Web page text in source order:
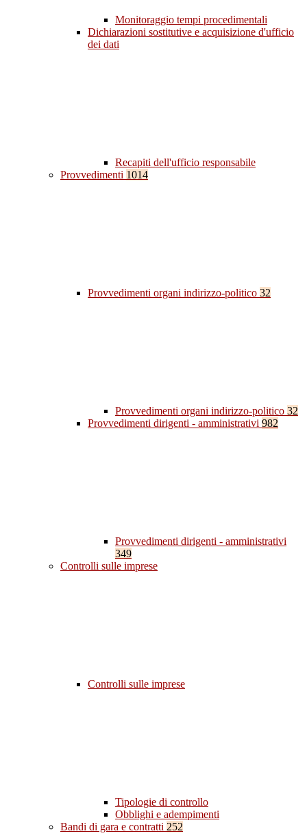
Monitoraggio tempi procedimentali
Dichiarazioni sostitutive e acquisizione d'ufficio
dei dati
Recapiti dell'ufficio responsabile
Provvedimenti 1014
Provvedimenti organi indirizzo-politico 32
Provvedimenti organi indirizzo-politico 32
Provvedimenti dirigenti - amministrativi 982
Provvedimenti dirigenti - amministrativi
349
Controlli sulle imprese
Controlli sulle imprese
Tipologie di controllo
Obblighi e adempimenti
Bandi di gara e contratti 252